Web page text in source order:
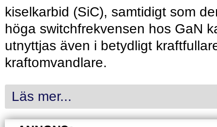
kiselkarbid (SiC), samtidigt som
höga switchfrekvensen hos GaN
utnyttjas även i betydligt
kraftomvandlare.
Läs mer...